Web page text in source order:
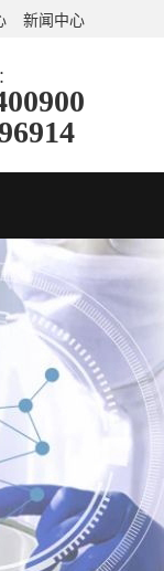
新闻中心